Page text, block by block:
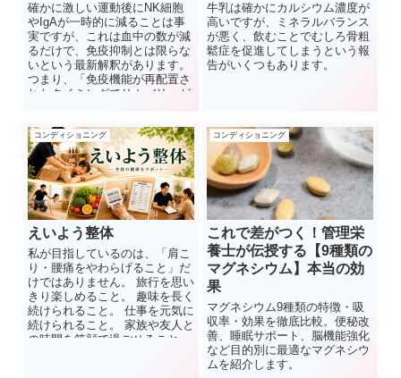
確かに激しい運動後にNK細胞
やIgAが一時的に減ることは事
実ですが、これは血中の数が減
るだけで、免疫抑制とは限らな
いという最新解釈があります。
つまり、「免疫機能が再配置さ
れたタイミングでリカバリーが
スのようです。ただし、体の防
御網（粘膜＋免疫細胞）の回復
が遅れると、感染リスクが高ま
る可能性もあります。そのた
め、運動後の栄養と休養を重視
するセルフケアが、免疫力維持
のカギとなります。 「筋トレ後
＝免疫が強くなる」と思われが
ちですが、強度が高ければ一時
的に“免疫の窓”が開くオープン
ウィンドウ現象があることを知
っておきましょう。
牛乳は確かにカルシウム濃度が
高いですが、ミネラルバランス
が悪く、飲むことでむしろ骨粗
鬆症を促進してしまうという報
告がいくつもあります。
コンディショニング
えいよう整体
私が目指しているのは、「肩こ
り・腰痛をやわらげること」だ
けではありません。 旅行を思い
きり楽しめること。 趣味を長く
続けられること。 仕事を元気に
続けられること。 家族や友人と
の時間を笑顔で過ごせること。
コンディショニング
これで差がつく！管理栄
養士が伝授する【9種類の
マグネシウム】本当の効
果
マグネシウム9種類の特徴・吸
収率・効果を徹底比較。便秘改
善、睡眠サポート、脳機能強化
など目的別に最適なマグネシウ
ムを紹介します。